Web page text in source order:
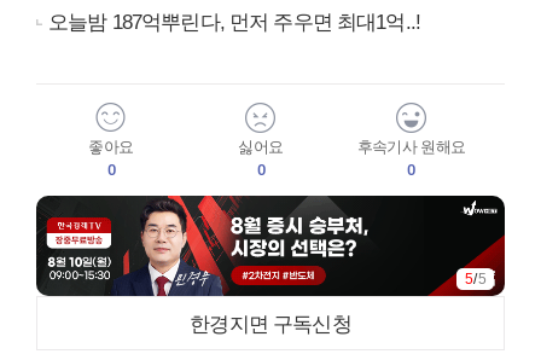
오늘밤 187억뿌린다, 먼저 주우면 최대1억..!
좋아요
0
싫어요
0
후속기사 원해요
0
5/5
한경지면 구독신청